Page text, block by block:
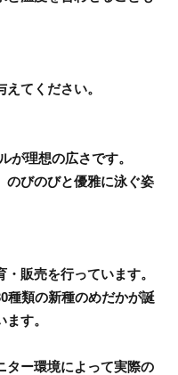
てください。
が理想の広さです。
のびのびと優雅に泳ぐ姿
販売を行っています。
種類の新種のめだかが誕
す。
ー環境によって実際の